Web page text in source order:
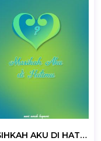
MASIHKAH AKU DI HATIMU?